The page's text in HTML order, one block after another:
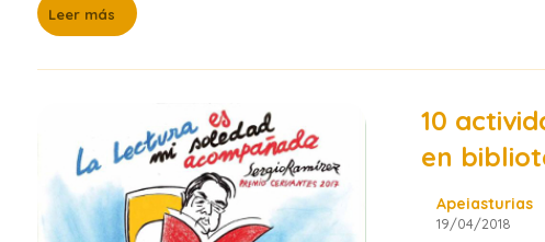
Leer más
10
en
Apeiasturias
19/04/2018